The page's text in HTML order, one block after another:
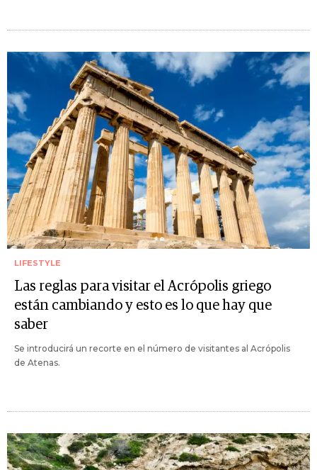
LIFESTYLE
Las reglas para visitar el Acrópolis griego
están cambiando y esto es lo que hay que
saber
Se introducirá un recorte en el número de visitantes al Acrópolis
de Atenas.